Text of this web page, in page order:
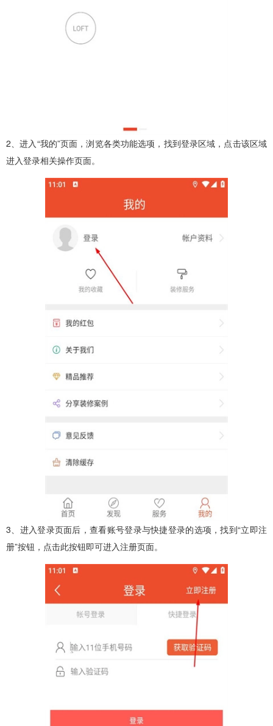
2、进入“我的”页面，浏览各类功能选项，找到登录区域，点击该区域
进入登录相关操作页面。
3、进入登录页面后，查看账号登录与快捷登录的选项，找到“立即注
册”按钮，点击此按钮即可进入注册页面。